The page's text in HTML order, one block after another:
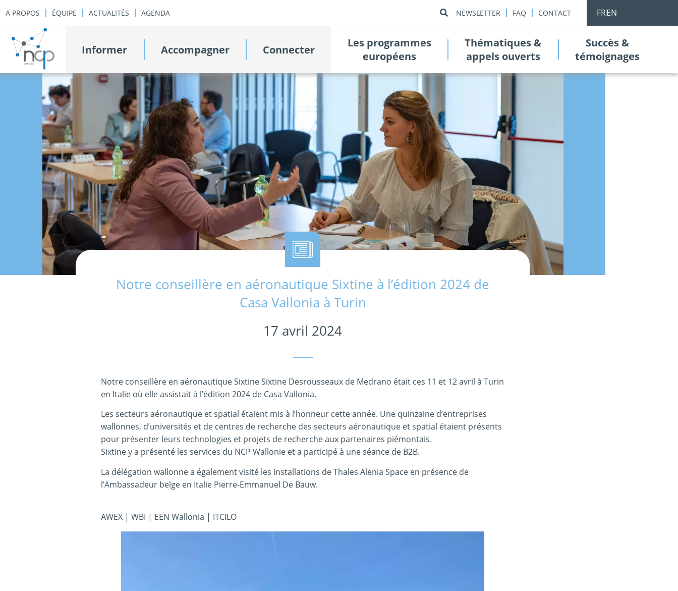
A PROPOS ÉQUIPE ACTUALITÉS AGENDA NEWSLETTER FAQ CONTACT FREN
Informer Accompagner Connecter
Les programmes
européens
Thématiques &
appels ouverts
Succès &
témoignages
Notre conseillère en aéronautique Sixtine à l’édition 2024 de
Casa Vallonia à Turin
17 avril 2024
Notre conseillère en aéronautique Sixtine Sixtine Desrousseaux de Medrano était ces 11 et 12 avril à Turin
en Italie où elle assistait à l’édition 2024 de Casa Vallonia.
Les secteurs aéronautique et spatial étaient mis à l’honneur cette année. Une quinzaine d’entreprises
wallonnes, d’universités et de centres de recherche des secteurs aéronautique et spatial étaient présents
pour présenter leurs technologies et projets de recherche aux partenaires piémontais.
Sixtine y a présenté les services du NCP Wallonie et a participé à une séance de B2B.
La délégation wallonne a également visité les installations de Thales Alenia Space en présence de
l’Ambassadeur belge en Italie Pierre-Emmanuel De Bauw.
AWEX | WBI | EEN Wallonia | ITCILO